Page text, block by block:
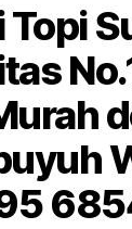
Topi